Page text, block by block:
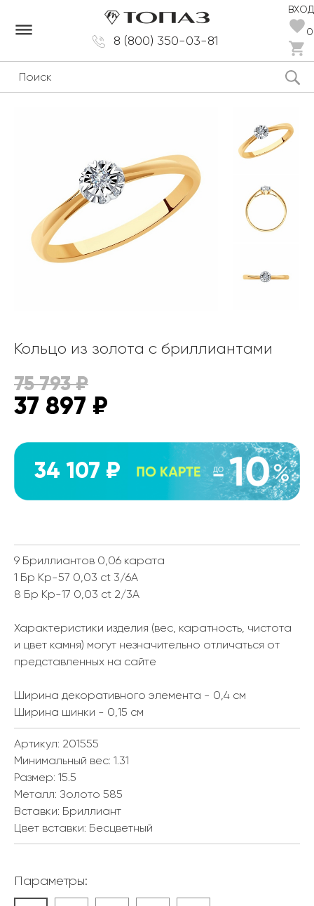
8 (800) 350-03-81
ВХОД
0
dehaze
Кольцо из золота с бриллиантами
75 793₽
37 897 ₽
34 107 ₽
9 Бриллиантов 0,06 карата
1 Бр Кр-57 0,03 ct 3/6А
8 Бр Кр-17 0,03 ct 2/3А
Характеристики изделия (вес, каратность, чистота
и цвет камня) могут незначительно отличаться от
представленных на сайте
Ширина декоративного элемента - 0,4 см
Ширина шинки - 0,15 см
Артикул: 201555
Минимальный вес: 1.31
Размер: 15.5
Металл: Золото 585
Вставки: Бриллиант
Цвет вставки: Бесцветный
Параметры: